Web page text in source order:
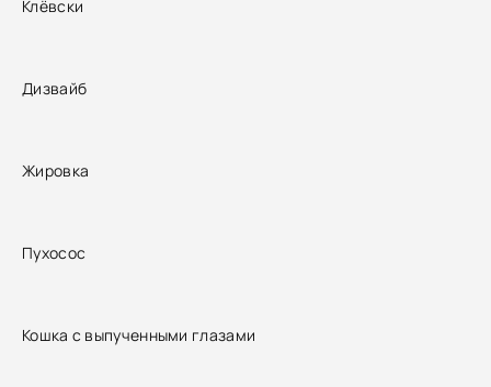
Клёвски
Дизвайб
Жировка
Пухосос
Кошка с выпученными глазами